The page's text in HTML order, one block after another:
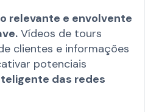
relevante e envolvente
Vídeos de tours
clientes e informações
potenciais
das redes